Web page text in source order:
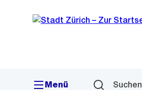
Navigation
Sprunglink
Menü Suchen